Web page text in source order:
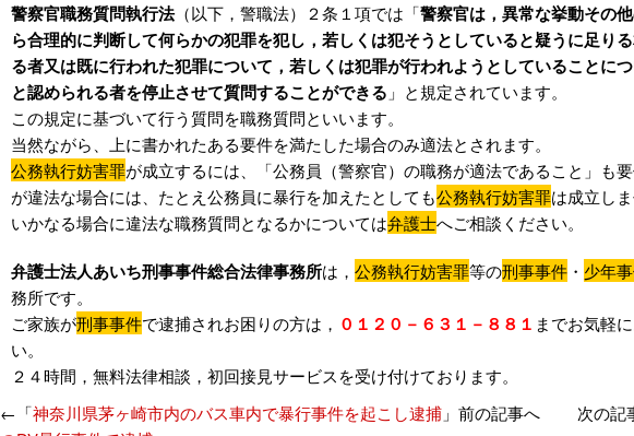
警察官職務質問執行法（以下，警職法）２条１項では「警察官は，異常な挙動その
ら合理的に判断して何らかの犯罪を犯し，若しくは犯そうとしていると疑うに足り
る者又は既に行われた犯罪について，若しくは犯罪が行われようとしていることに
と認められる者を停止させて質問することができる 」と規定されています。
この規定に基づいて行う質問を職務質問といいます。
当然ながら、上に書かれたある要件を満たした場合のみ適法とされます。
公務執行妨害罪が成立するには、「公務員（警察官）の職務が適法であること」も要
が違法な場合には、たとえ公務員に暴行を加えたとしても公務執行妨害罪は成立しま
いかなる場合に違法な職務質問となるかについては弁護士へご相談ください。
弁護士法人あいち刑事事件総合法律事務所は， 公務執行妨害罪等の刑事事件 ・ 少年
務所です。
ご家族が刑事事件で逮捕されお困りの方は， ０１２０－６３１－８８１ までお気軽
い。
２４時間，無料法律相談，初回接見サービスを受け付けております。
←「神奈川県茅ヶ崎市内のバス車内で暴行事件を起こし逮捕 」前の記事へ 次の記